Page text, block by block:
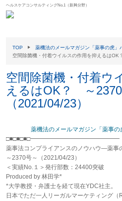
ヘルスケアコンサルティングNo.1（新興分野）
TOP
薬機法のメールマガジン「薬事の虎」
空間除菌機・付着ウイルスの作用を抑えるは
空間除菌機・付着ウ
えるはOK？ ～2370
（2021/04/23）
薬機法のメールマガジン「薬事の
□■□■□■□━━━━━━━━━━━━━━━
薬事法コンプライアンスのノウハウ―薬
～2370号～（2021/04/23）
＜実績No.１＞発行部数：24400突破
Produced by 林田学*
*大学教授・弁護士を経て現在YDC社主。
日本でただ一人リーガルマーケティング（R